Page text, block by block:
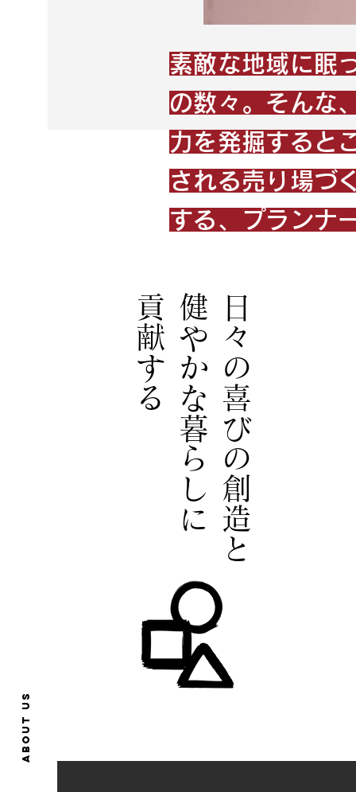
About us
素敵な地域に眠
の数々。そんな
力を発掘すると
される売り場づ
する、プランナ
日
々
の
喜
び
の
創
造
と
健
や
か
な
暮
ら
し
に
貢献する